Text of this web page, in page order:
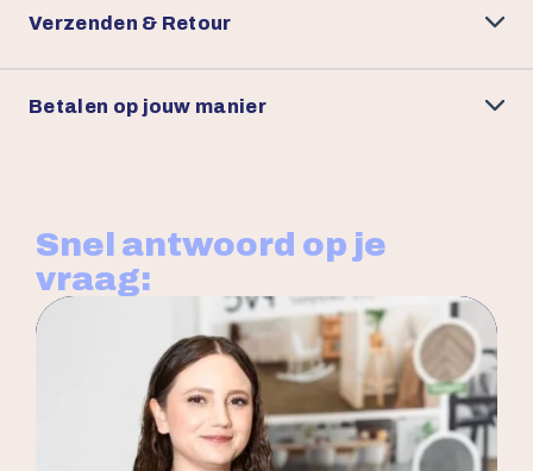
Verzenden & Retour
Betalen op jouw manier
Snel antwoord op je
vraag: